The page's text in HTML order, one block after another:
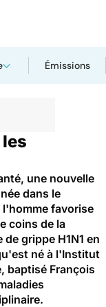
Émissions
une nouvelle
dans le
l'homme favorise
coins de la
grippe H1N1 en
né à l'Institut
baptisé François